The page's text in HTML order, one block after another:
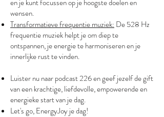
en je kunt focussen op je hoogste doelen en
wensen.
Transformatieve frequentie muziek: De 528 Hz
frequentie muziek helpt je om diep te
ontspannen, je energie te harmoniseren en je
innerlijke rust te vinden.
Luister nu naar podcast 226 en geef jezelf de gift
van een krachtige, liefdevolle, empowerende en
energieke start van je dag.
Let's go, EnergyJoy je dag!